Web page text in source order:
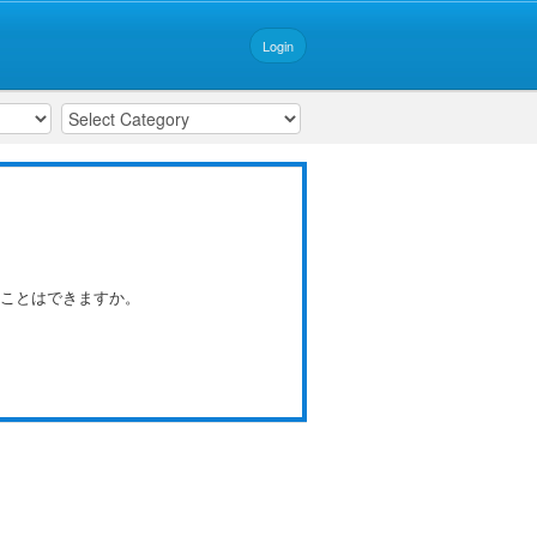
Login
とはできますか。